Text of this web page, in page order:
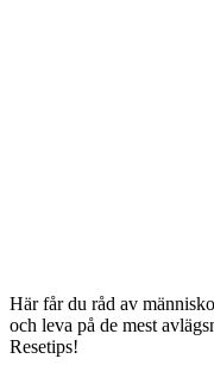
Här får du råd av
och leva på de mest
Resetips!